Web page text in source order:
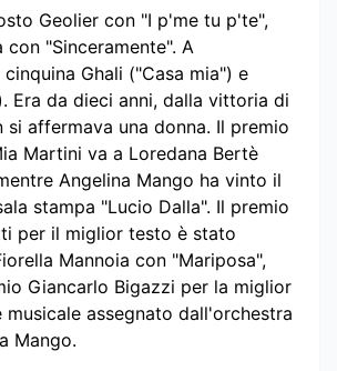
Geolier con "I p'me tu p'te",
con "Sinceramente". A
Ghali ("Casa mia") e
Era da dieci anni, dalla vittoria di
si affermava una donna. Il premio
Martini va a Loredana Bertè
Angelina Mango ha vinto il
stampa "Lucio Dalla". Il premio
per il miglior testo è stato
Mannoia con "Mariposa",
Giancarlo Bigazzi per la miglior
assegnato dall'orchestra
Mango.